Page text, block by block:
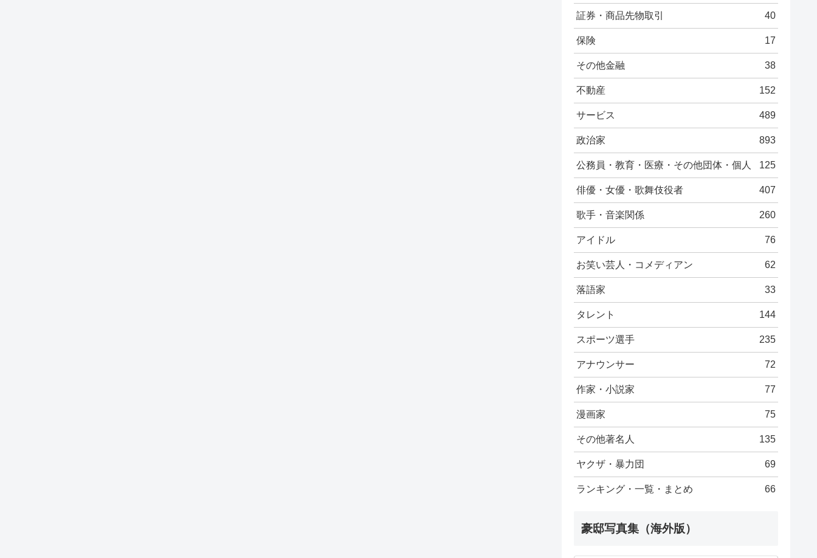
証券・商品先物取引 40
保険 17
その他金融 38
不動産 152
サービス 489
政治家 893
公務員・教育・医療・その他団体・個人 125
俳優・女優・歌舞伎役者 407
歌手・音楽関係 260
アイドル 76
お笑い芸人・コメディアン 62
落語家 33
タレント 144
スポーツ選手 235
アナウンサー 72
作家・小説家 77
漫画家 75
その他著名人 135
ヤクザ・暴力団 69
ランキング・一覧・まとめ 66
豪邸写真集（海外版）